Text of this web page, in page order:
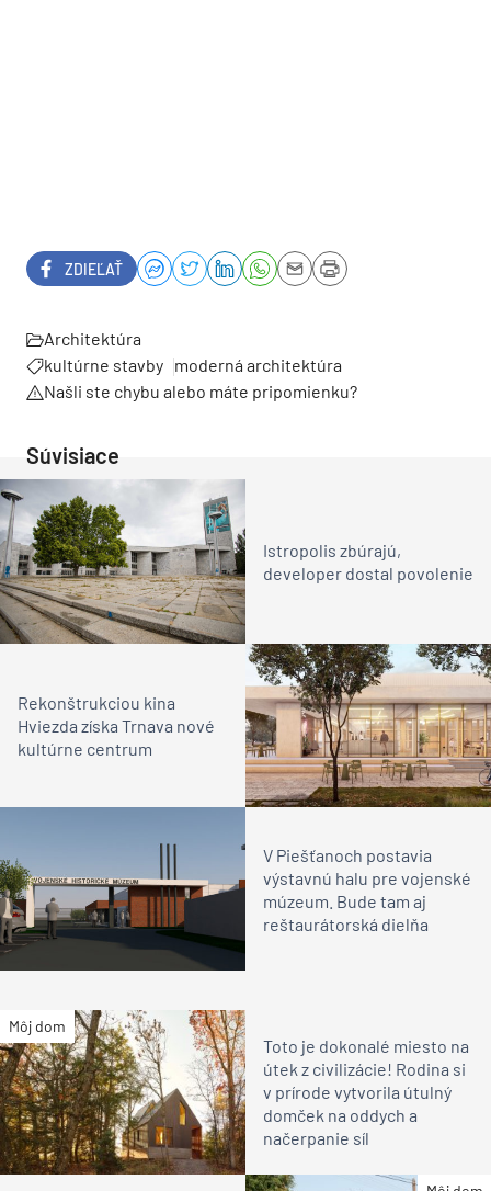
ZDIEĽAŤ
Architektúra
kultúrne stavby moderná architektúra
Našli ste chybu alebo máte pripomienku?
Súvisiace
Istropolis zbúrajú,
developer dostal povolenie
Rekonštrukciou kina
Hviezda získa Trnava nové
kultúrne centrum
V Piešťanoch postavia
výstavnú halu pre vojenské
múzeum. Bude tam aj
reštaurátorská dielňa
Môj dom
Toto je dokonalé miesto na
útek z civilizácie! Rodina si
v prírode vytvorila útulný
domček na oddych a
načerpanie síl